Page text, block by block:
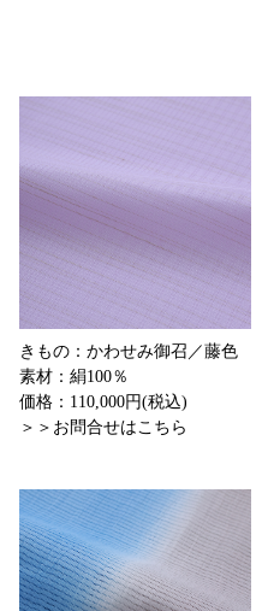
きもの：かわせみ御召／藤色
素材：絹100％
価格：110,000円(税込)
＞＞お問合せはこちら